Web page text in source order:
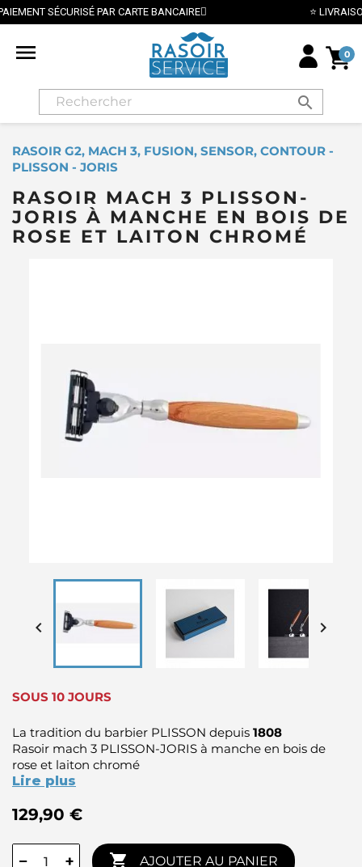
⭐ LIVRAISON GRATUITE EN FRANCE MÉTROPOLITAINE DÈS
 0
search
RASOIR G2, MACH 3, FUSION, SENSOR, CONTOUR -
PLISSON - JORIS
RASOIR MACH 3 PLISSON-
JORIS À MANCHE EN BOIS DE
ROSE ET LAITON CHROMÉ
 
SOUS 10 JOURS
La tradition du barbier PLISSON depuis 1808
Rasoir mach 3 PLISSON-JORIS à manche en bois de
rose et laiton chromé
Lire plus
129,90 €
− +  AJOUTER AU PANIER